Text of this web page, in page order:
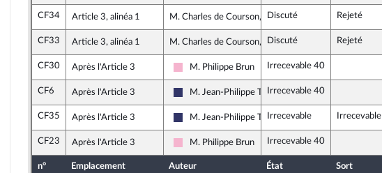
CF34 Article 3, alinéa 1 M. Charles de Courson, rapporteur
Discuté Rejeté
CF33 Article 3, alinéa 1 M. Charles de Courson, rapporteur
Discuté Rejeté
CF30 Après l'Article 3
Socialistes et apparentés
M. Philippe Brun Irrecevable 40
CF6 Après l'Article 3
Rassemblement National
M. Jean-Philippe TanguyIrrecevable 40
CF35 Après l'Article 3
Rassemblement National
M. Jean-Philippe TanguyIrrecevable Irrecevable
CF23 Après l'Article 3
Socialistes et apparentés
M. Philippe Brun Irrecevable 40
n° Emplacement Auteur État Sort